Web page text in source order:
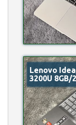
Lenovo
3200U 8GB/